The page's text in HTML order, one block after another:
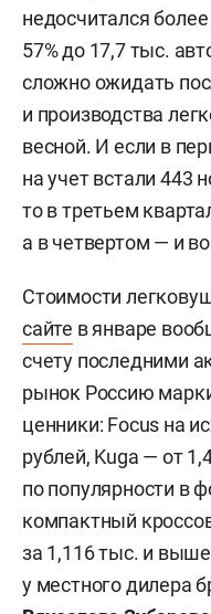
недосчитался
57% до 17,7 тыс.
сложно ожидать
и производства
весной. И если в
на учет встали 443
то в третьем
а в четвертом — и
Стоимости
сайте в январе
счету последними
рынок Россию
ценники: Focus на
рублей, Kuga — от
по популярности в
компактный
за 1,116 тыс. и
у местного дилера